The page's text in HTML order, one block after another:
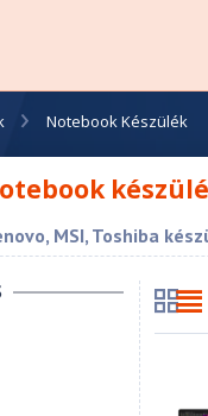
Notebook Készülék
MSI, Toshiba